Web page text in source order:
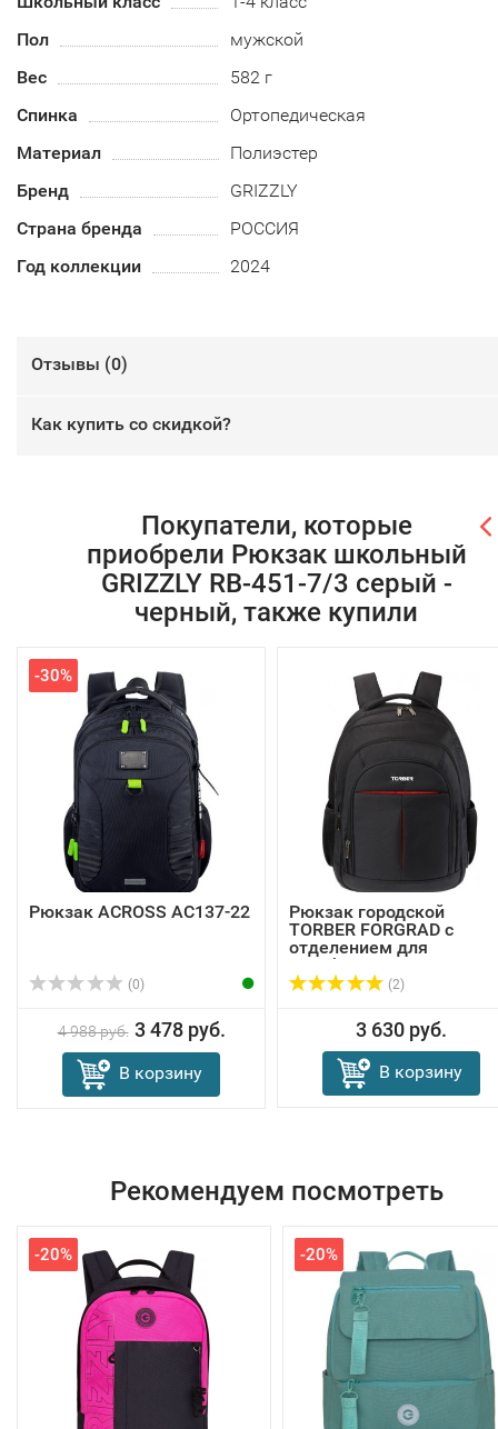
Пол
мужской
Вес
582 г
Спинка
Ортопедическая
Материал
Полиэстер
Бренд
GRIZZLY
Страна бренда
РОССИЯ
Год коллекции
2024
Отзывы (0)
Как купить со скидкой?
Покупатели, которые
приобрели Рюкзак школьный
GRIZZLY RB-451-7/3 серый -
черный, также купили
-30%
Рюкзак ACROSS AC137-22
(0)
4 988 руб. 3 478 руб.
В корзину
Рюкзак городской
TORBER FORGRAD с
отделением для
ноутбука...
(2)
3 630 руб.
В корзину
Рекомендуем посмотреть
-20% -20%